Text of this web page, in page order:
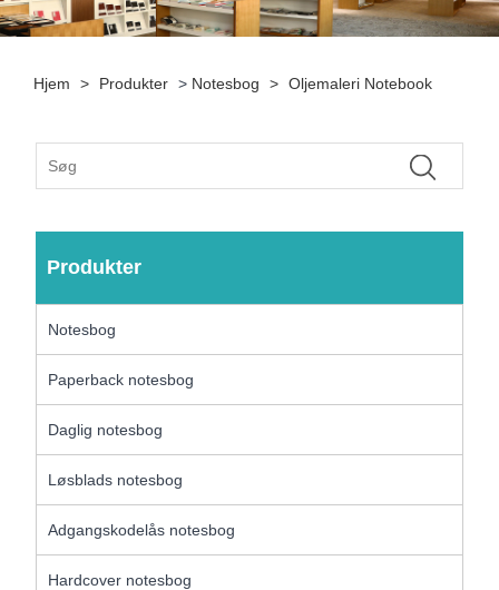
Hjem > Produkter > Notesbog > Oljemaleri Notebook
Produkter
Notesbog
Paperback notesbog
Daglig notesbog
Løsblads notesbog
Adgangskodelås notesbog
Hardcover notesbog